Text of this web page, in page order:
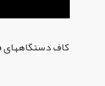
کاف دستگاه‎های فشارسنج دوشلنگه